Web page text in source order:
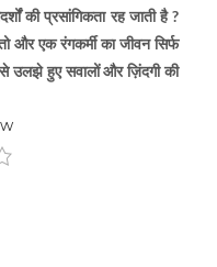
की प्रसांगिकता रह जाती है ?
और एक रंगकर्मी का जीवन सिर्फ
से उलझे हुए सवालों और ज़िंदगी की